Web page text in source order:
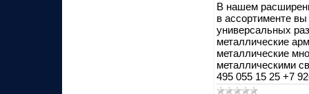
В нашем
в ассортименте
универсальных
металлические
металлические
металлическими
495 055 15 25 +7